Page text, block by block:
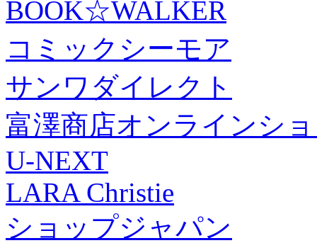
BOOK☆WALKER
コミックシーモア
サンワダイレクト
富澤商店オンラインシ
U-NEXT
LARA Christie
ショップジャパン